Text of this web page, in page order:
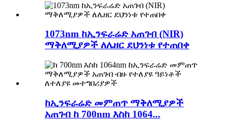
1073nm ከኢንፍራሬድ አጠገብ (NIR)
ማቅለሚያዎች ለሌዘር ደህንነቱ የተጠበቀ
ከኢንፍራሬድ መምጠጥ ማቅለሚያዎች
አጠገብ ከ 700nm እስከ 1064...